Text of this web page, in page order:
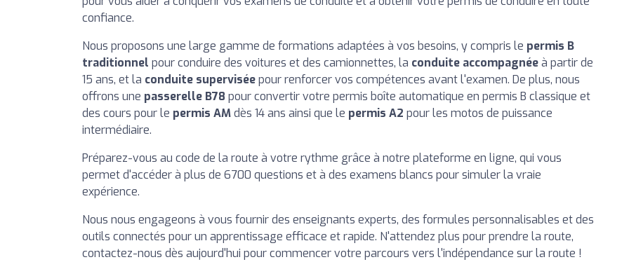
confiance.
Nous proposons une large gamme de formations adaptées à vos besoins, y compris le permis B
traditionnel pour conduire des voitures et des camionnettes, la conduite accompagnéeà partir de
15 ans, et la conduite superviséepour renforcer vos compétences avant l'examen. De plus, nous
offrons une passerelle B78 pour convertir votre permis boîte automatique en permis B classique et
des cours pour le permis AMdès 14 ans ainsi que le permis A2 pour les motos de puissance
intermédiaire.
Préparez-vous au code de la route à votre rythme grâce à notre plateforme en ligne, qui vous
permet d'accéder à plus de 6700 questions et à des examens blancs pour simuler la vraie
expérience.
Nous nous engageons à vous fournir des enseignants experts, des formules personnalisables et des
outils connectés pour un apprentissage efficace et rapide. N'attendez plus pour prendre la route,
contactez-nous dès aujourd'hui pour commencer votre parcours vers l'indépendance sur la route !